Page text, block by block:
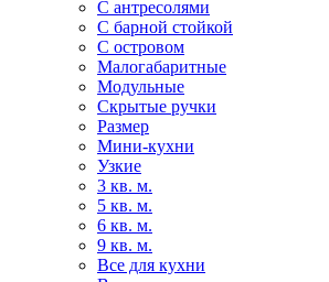
С антресолями
С барной стойкой
С островом
Малогабаритные
Модульные
Скрытые ручки
Размер
Мини-кухни
Узкие
3 кв. м.
5 кв. м.
6 кв. м.
9 кв. м.
Все для кухни